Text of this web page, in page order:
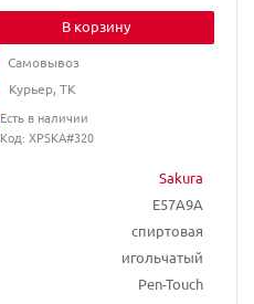
Sakura
E57A9A
спиртовая
игольчатый
Pen-Touch
В корзину
Самовывоз
Курьер, ТК
Есть в наличии
Код: XPSKA#320